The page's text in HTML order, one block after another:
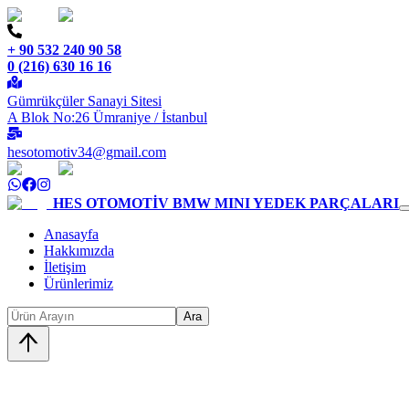
+ 90 532 240 90 58
0 (216) 630 16 16
Gümrükçüler Sanayi Sitesi
A Blok No:26 Ümraniye / İstanbul
hesotomotiv34@gmail.com
HES OTOMOTİV BMW MINI YEDEK PARÇALARI
Anasayfa
Hakkımızda
İletişim
Ürünlerimiz
Ara